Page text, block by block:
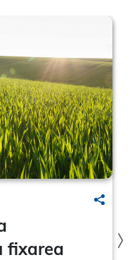
fixarea